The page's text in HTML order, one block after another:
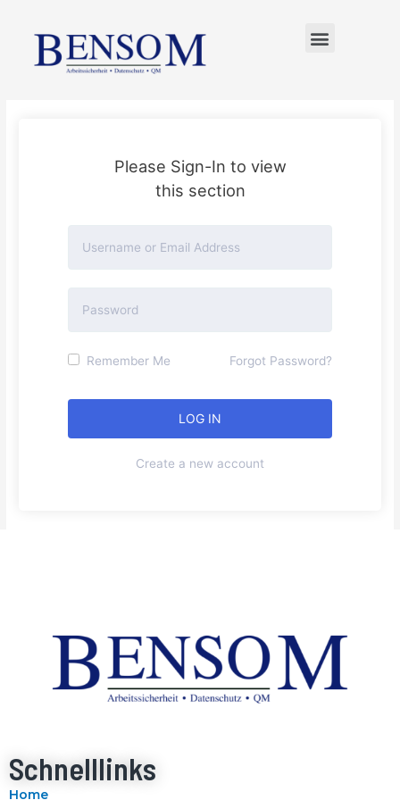
Please Sign-In to view
this section
Remember Me Forgot Password?
Create a new account
Schnelllinks
Home